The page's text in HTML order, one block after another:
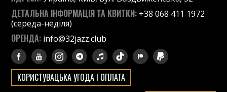
ДЕТАЛЬНА ІНФОРМАЦІЯ ТА КВИТКИ: +38 068 411 1972
(середа-неділя)
ОРЕНДА: info@32jazz.club
КОРИСТУВАЦЬКА УГОДА І ОПЛАТА